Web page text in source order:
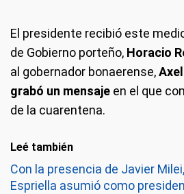
El presidente recibió este
de Gobierno porteño, Horacio
al gobernador bonaerense,
grabó un mensaje en el que
de la cuarentena.
Leé también
Con la presencia de Javier
Espriella asumió como